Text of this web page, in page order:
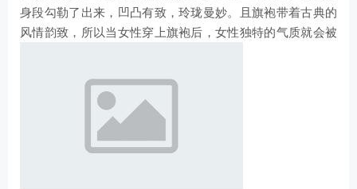
身段勾勒了出来，凹凸有致，玲珑曼妙。且旗袍带着古典的
风情韵致，所以当女性穿上旗袍后，女性独特的气质就会被